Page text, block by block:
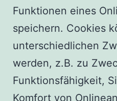
Funktionen eines
speichern. Cookies
unterschiedlichen
werden, z.B. zu
Funktionsfähigkeit,
Komfort von